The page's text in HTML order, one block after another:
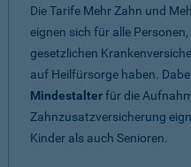
Die Tarife Mehr Zahn und
eignen sich für alle
gesetzlichen
auf Heilfürsorge haben.
Mindestalterfür die
Zahnzusatzversicherung
Kinder als auch Senioren.